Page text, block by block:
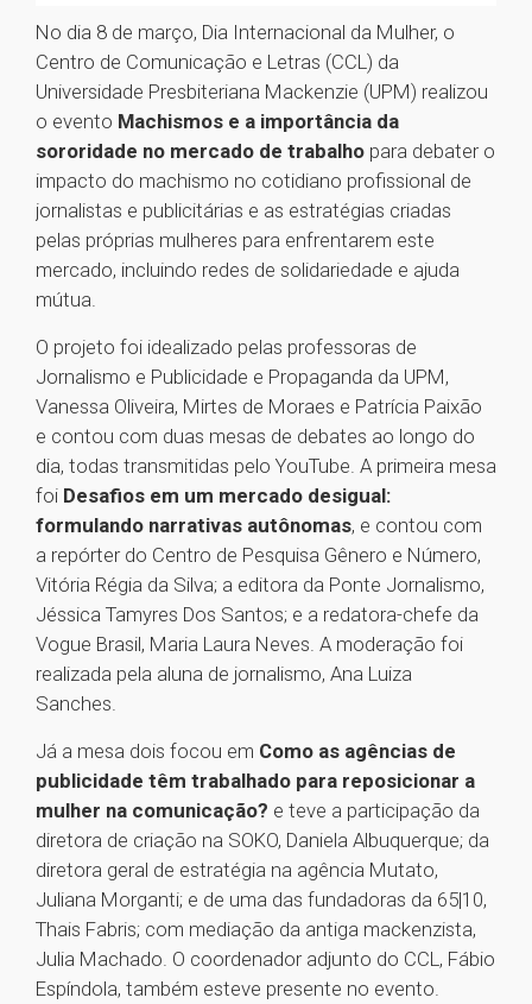
No dia 8 de março, Dia Internacional da Mulher, o
Centro de Comunicação e Letras (CCL) da
Universidade Presbiteriana Mackenzie (UPM) realizou
o evento Machismos e a importância da
sororidade no mercado de trabalho para debater o
impacto do machismo no cotidiano profissional de
jornalistas e publicitárias e as estratégias criadas
pelas próprias mulheres para enfrentarem este
mercado, incluindo redes de solidariedade e ajuda
mútua.
O projeto foi idealizado pelas professoras de
Jornalismo e Publicidade e Propaganda da UPM,
Vanessa Oliveira, Mirtes de Moraes e Patrícia Paixão
e contou com duas mesas de debates ao longo do
dia, todas transmitidas pelo YouTube. A primeira mesa
foi Desafios em um mercado desigual:
formulando narrativas autônomas, e contou com
a repórter do Centro de Pesquisa Gênero e Número,
Vitória Régia da Silva; a editora da Ponte Jornalismo,
Jéssica Tamyres Dos Santos; e a redatora-chefe da
Vogue Brasil, Maria Laura Neves. A moderação foi
realizada pela aluna de jornalismo, Ana Luiza
Sanches.
Já a mesa dois focou em Como as agências de
publicidade têm trabalhado para reposicionar a
mulher na comunicação? e teve a participação da
diretora de criação na SOKO, Daniela Albuquerque; da
diretora geral de estratégia na agência Mutato,
Juliana Morganti; e de uma das fundadoras da 65|10,
Thais Fabris; com mediação da antiga mackenzista,
Julia Machado. O coordenador adjunto do CCL, Fábio
Espíndola, também esteve presente no evento.